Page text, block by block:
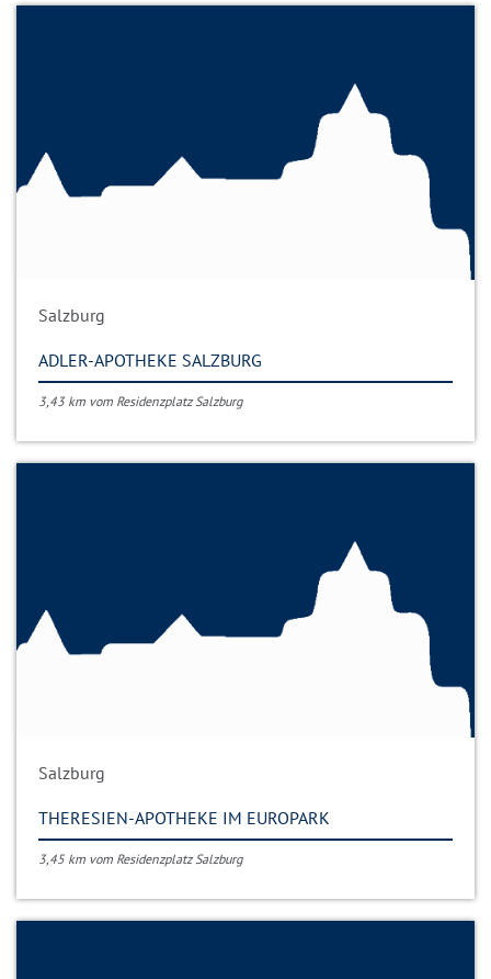
Salzburg
ADLER-APOTHEKE SALZBURG
3,43 km vom Residenzplatz Salzburg
Salzburg
THERESIEN-APOTHEKE IM EUROPARK
3,45 km vom Residenzplatz Salzburg